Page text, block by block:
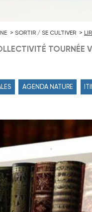
SORTIR / SE CULTIVER
TOURNÉE
AGENDA NATURE